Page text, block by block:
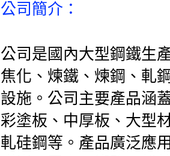
公司簡介：
公司是國內大型鋼鐵生
焦化、煉鐵、煉鋼、軋
設施。公司主要產品涵
彩塗板、中厚板、大型
軋硅鋼等。產品廣泛應